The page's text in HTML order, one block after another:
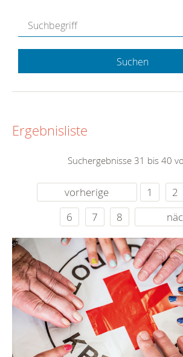
Suchen
Ergebnisliste
Suchergebnisse 31 bis 40
vorherige 1 2
6
7 8